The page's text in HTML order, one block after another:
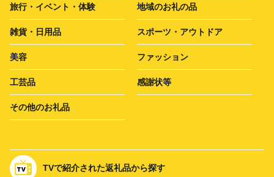
旅行・イベント・体験 地域のお礼の品
雑貨・日用品 スポーツ・アウトドア
美容 ファッション
工芸品 感謝状等
その他のお礼品
TVで紹介された返礼品から探す